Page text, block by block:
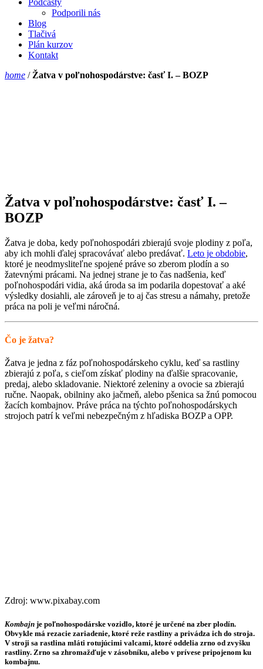
Podcasty
Podporili nás
Blog
Tlačivá
Plán kurzov
Kontakt
home / Žatva v poľnohospodárstve: časť I. – BOZP
Žatva v poľnohospodárstve: časť I. –
BOZP
Žatva je doba, kedy poľnohospodári zbierajú svoje plodiny z poľa,
aby ich mohli ďalej spracovávať alebo predávať. Leto je obdobie,
ktoré je neodmysliteľne spojené práve so zberom plodín a so
žatevnými prácami. Na jednej strane je to čas nadšenia, keď
poľnohospodári vidia, aká úroda sa im podarila dopestovať a aké
výsledky dosiahli, ale zároveň je to aj čas stresu a námahy, pretože
práca na poli je veľmi náročná.
Čo je žatva?
Žatva je jedna z fáz poľnohospodárskeho cyklu, keď sa rastliny
zbierajú z poľa, s cieľom získať plodiny na ďalšie spracovanie,
predaj, alebo skladovanie. Niektoré zeleniny a ovocie sa zbierajú
ručne. Naopak, obilniny ako jačmeň, alebo pšenica sa žnú pomocou
žacích kombajnov. Práve práca na týchto poľnohospodárskych
strojoch patrí k veľmi nebezpečným z hľadiska BOZP a OPP.
Zdroj: www.pixabay.com
Kombajn je poľnohospodárske vozidlo, ktoré je určené na zber plodín.
Obvykle má rezacie zariadenie, ktoré reže rastliny a privádza ich do stroja.
V stroji sa rastlina mláti rotujúcimi valcami, ktoré oddelia zrno od zvyšku
rastliny. Zrno sa zhromažďuje v zásobníku, alebo v prívese pripojenom ku
kombajnu.